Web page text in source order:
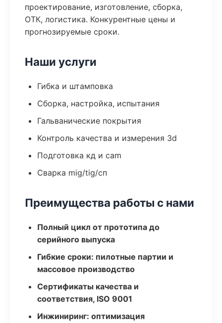
проектирование, изготовление, сборка,
ОТК, логистика. Конкурентные цены и
прогнозируемые сроки.
Наши услуги
Гибка и штамповка
Сборка, настройка, испытания
Гальванические покрытия
Контроль качества и измерения 3d
Подготовка кд и cam
Сварка mig/tig/сп
Преимущества работы с нами
Полный цикл от прототипа до
серийного выпуска
Гибкие сроки: пилотные партии и
массовое производство
Сертификаты качества и
соответствия, ISO 9001
Инжиниринг: оптимизация